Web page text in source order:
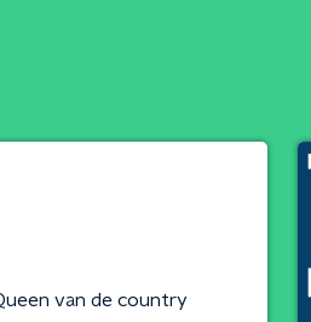
van de country